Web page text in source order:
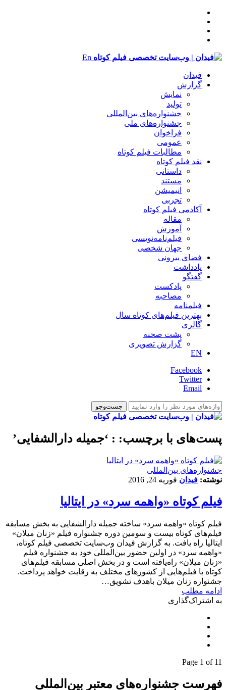
En
فیدان
گزارش
نمایش
تولید
‌‌جشنواره‌های بین‌المللی
جشنواره‌های ملی
فراخوان
عمومی
مطالبات فیلم کوتاه
نقد فیلم کوتاه
داستانی
مستند
انیمیشن
تجربی
آکادمی فیلم کوتاه
مقاله
آموزش
فیلم‌نامه‌نویسی
جهان شخصی
فضای بیرونی
یادداشت
گفتگو
پادکست
مصاحبه
فیلمنامه
بهترین فیلم‌های کوتاه سال
گالری
پشت صحنه
گزارش تصویری
EN
Facebook
Twitter
Email
پست‌های با برچسب: : ‘جمیله دارالشفایی’
‌‌جشنواره‌های بین‌المللی
نوشته: فیدان فوریه 24, 2016
فیلم کوتاه «واهمه سرد» در ایتالیا
فیلم کوتاه «واهمه سرد» ساخته جمیله دارالشفایی به بخش مسابقه
فیلم‌های کوتاه بیست و سومین دوره جشنواره فیلم‌ «زنان میلان»
ایتالیا راه یافت. به گزارش فیدان وب‌سایت تخصصی فیلم کوتاه،
«واهمه سرد» در اولین حضور بین‌المللی خود به جشنواره فیلم
«زنان میلان» راه‌یافته است و در بخش اصلی مسابقه فیلم‌های
کوتاه با فیلم‌هایی از کشورهای مختلف به رقابت خواهد پرداخت.
جشنواره زنان میلان باهدف تشویق…
ادامه مطلب
به اشتراک‌گذاری
Page 1 of 11
فهرست جشنواره‌های معتبر بین‌المللی